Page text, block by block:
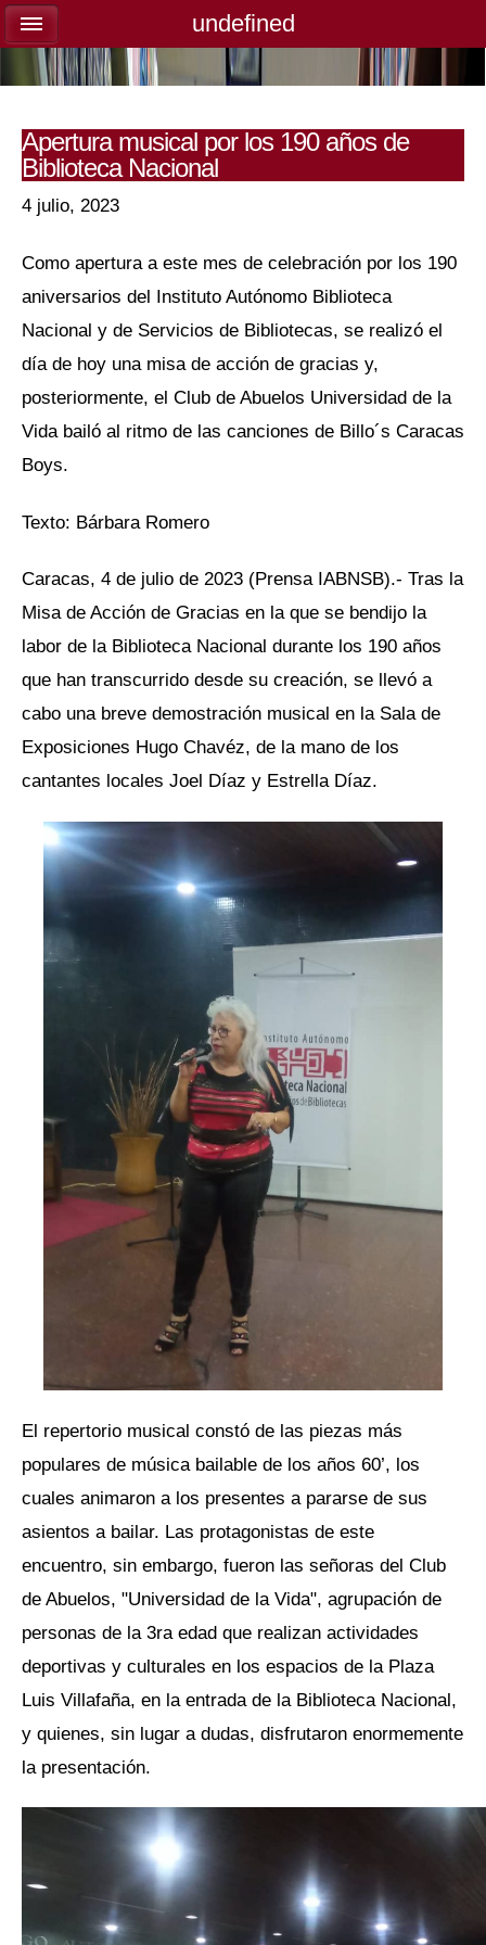
Apertura musical por los 190 años de
Biblioteca Nacional
4 julio, 2023
Como apertura a este mes de celebración por los 190
aniversarios del Instituto Autónomo Biblioteca
Nacional y de Servicios de Bibliotecas, se realizó el
día de hoy una misa de acción de gracias y,
posteriormente, el Club de Abuelos Universidad de la
Vida bailó al ritmo de las canciones de Billo´s Caracas
Boys.
Texto: Bárbara Romero
Caracas, 4 de julio de 2023 (Prensa IABNSB).- Tras la
Misa de Acción de Gracias en la que se bendijo la
labor de la Biblioteca Nacional durante los 190 años
que han transcurrido desde su creación, se llevó a
cabo una breve demostración musical en la Sala de
Exposiciones Hugo Chavéz, de la mano de los
cantantes locales Joel Díaz y Estrella Díaz.
El repertorio musical constó de las piezas más
populares de música bailable de los años 60’, los
cuales animaron a los presentes a pararse de sus
asientos a bailar. Las protagonistas de este
encuentro, sin embargo, fueron las señoras del Club
de Abuelos, "Universidad de la Vida", agrupación de
personas de la 3ra edad que realizan actividades
deportivas y culturales en los espacios de la Plaza
Luis Villafaña, en la entrada de la Biblioteca Nacional,
y quienes, sin lugar a dudas, disfrutaron enormemente
la presentación.
undefined
undefined